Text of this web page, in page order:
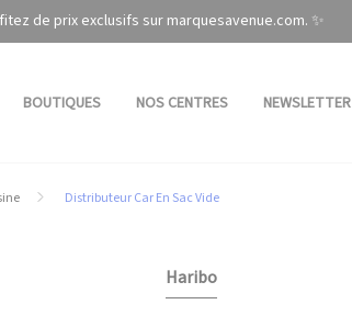
de prix exclusifs sur marquesavenue.com. ✨
BOUTIQUES NOS CENTRES NEWSLETTER
Distributeur Car En Sac Vide
Haribo